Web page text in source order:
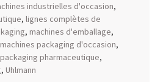
industrielles d'occasion,
, lignes complètes de
, machines d'emballage,
machines packaging d'occasion,
packaging pharmaceutique,
, Uhlmann